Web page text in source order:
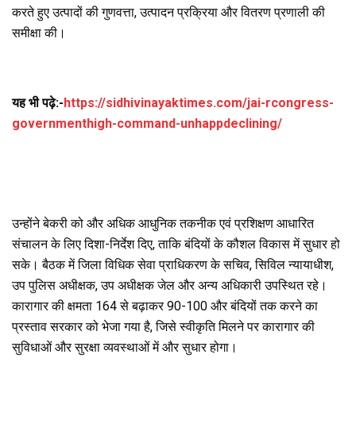
करते हुए उत्पादों की गुणवत्ता, उत्पादन प्रक्रिया और वितरण प्रणाली की
समीक्षा की।
यह भी पढ़े:-https://sidhivinayaktimes.com/jai-rcongress-
governmenthigh-command-unhappdeclining/
उन्होंने बेकरी को और अधिक आधुनिक तकनीक एवं प्रशिक्षण आधारित
संचालन के लिए दिशा-निर्देश दिए, ताकि बंदियों के कौशल विकास में सुधार हो
सके। बैठक में जिला विधिक सेवा प्राधिकरण के सचिव, सिविल न्यायाधीश,
उप पुलिस अधीक्षक, उप अधीक्षक जेल और अन्य अधिकारी उपस्थित रहे।
कारागार की क्षमता 164 से बढ़ाकर 90-100 और बंदियों तक करने का
प्रस्ताव सरकार को भेजा गया है, जिसे स्वीकृति मिलने पर कारागार की
सुविधाओं और सुरक्षा व्यवस्थाओं में और सुधार होगा।